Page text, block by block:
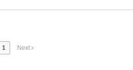
1 Next